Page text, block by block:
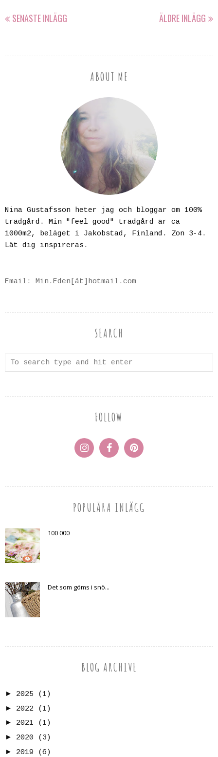
SENASTE INLÄGG ÄLDRE INLÄGG
ABOUT ME
Nina Gustafsson heter jag och bloggar om 100%
trädgård. Min "feel good" trädgård är ca
1000m2, beläget i Jakobstad, Finland. Zon 3-4.
Låt dig inspireras.
Email: Min.Eden[ät]hotmail.com
SEARCH
FOLLOW
POPULÄRA INLÄGG
100 000
Det som göms i snö...
BLOG ARCHIVE
► 2025
(1)
► 2022
(1)
► 2021
(1)
► 2020
(3)
► 2019
(6)